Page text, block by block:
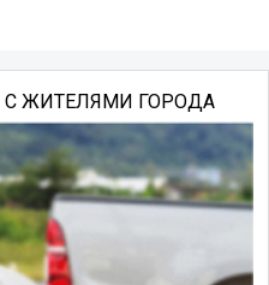
С ЖИТЕЛЯМИ ГОРОДА